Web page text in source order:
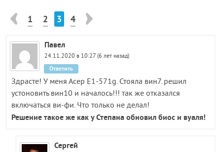
1 2 3 4
Павел
24.11.2020 в 10:27 (6 лет назад)
Здрасте! У меня Асер Е1-571g. Стояла вин7. решил
устоновить вин10 и началось!!! так же отказался
включаться ви-фи. Что только не делал!
Решение такое же как у Степана обновил биос и вуаля!
Ответить
Сергей